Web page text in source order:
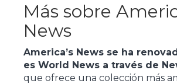
Más sobre
News
America’s News se ha
es World News a través de
que ofrece una colección más